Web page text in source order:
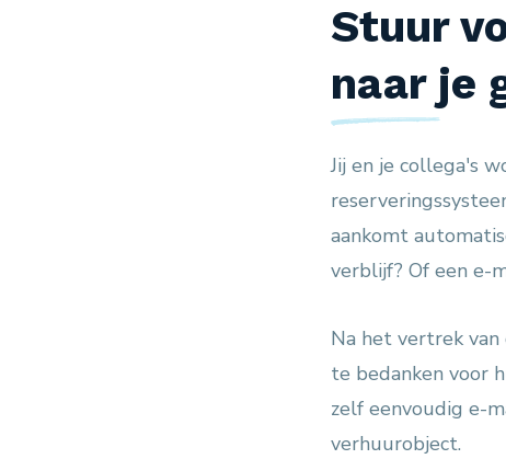
Stuur
naar je
Jij en je collega's
aankomt
verblijf? Of een e-
Na het vertrek
te bedanken voor
zelf eenvoudig e-
verhuurobject.